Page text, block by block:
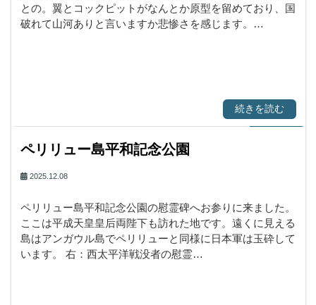
との。翼とコックピットがなんとか原型を留めており、国
破れて山河ありと言いますか悲惨さを感じます。…
続きを読む
ペリリュー島平和記念公園
2025.12.08
ペリリュー島平和記念公園の慰霊碑へお参りに来ました。
ここは平成天皇皇后両陛下も訪れた地です。遠くに見える
島はアンガウル島でペリリューと同様に日本軍は玉砕して
います。 右：西太平洋戦没者の慰霊…